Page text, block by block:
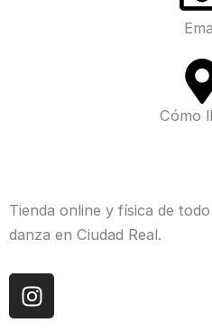
Cómo
Tienda online y física de
danza en Ciudad Real.
I
n